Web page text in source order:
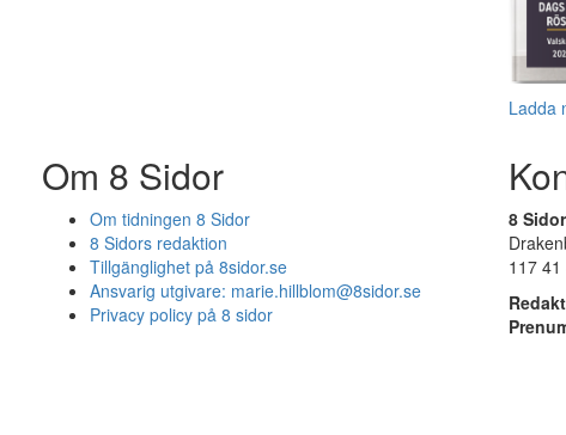
Ladda
Om 8 Sidor
Om tidningen 8 Sidor
8 Sidors redaktion
Tillgänglighet på 8sidor.se
Ansvarig utgivare: marie.hillblom@8sidor.se
Privacy policy på 8 sidor
8 Sidor
117 41